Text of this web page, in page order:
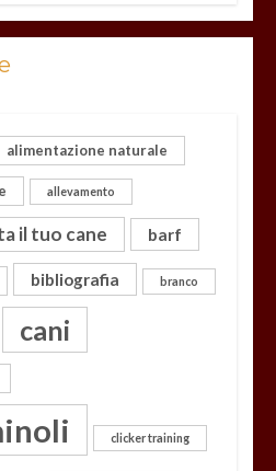
alimentazione naturale
allevamento
il tuo cane barf
bibliografia branco
cani
clicker training